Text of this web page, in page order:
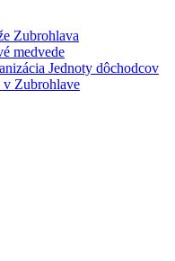
Zubrohlava
medvede
Jednoty dôchodcov
v Zubrohlave